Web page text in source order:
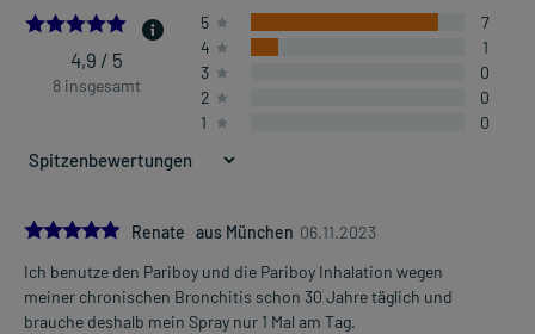
4.875
4,9 / 5
8 insgesamt
5
7
4
1
3
0
2
0
1
0
5.0
Renate aus München 06.11.2023
Ich benutze den Pariboy und die Pariboy Inhalation wegen
meiner chronischen Bronchitis schon 30 Jahre täglich und
brauche deshalb mein Spray nur 1 Mal am Tag.